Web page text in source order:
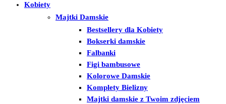
Kobiety
Majtki Damskie
Bestsellery dla Kobiety
Bokserki damskie
Falbanki
Figi bambusowe
Kolorowe Damskie
Komplety Bielizny
Majtki damskie z Twoim zdjęciem